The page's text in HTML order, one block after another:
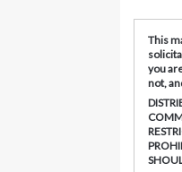
This
you
not,